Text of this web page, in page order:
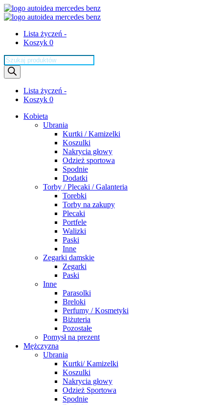
Lista życzeń -
Koszyk 0
Wyszukiwarka
produktów
Lista życzeń -
Koszyk 0
Kobieta
Ubrania
Kurtki / Kamizelki
Koszulki
Nakrycia głowy
Odzież sportowa
Spodnie
Dodatki
Torby / Plecaki / Galanteria
Torebki
Torby na zakupy
Plecaki
Portfele
Walizki
Paski
Inne
Zegarki damskie
Zegarki
Paski
Inne
Parasolki
Breloki
Perfumy / Kosmetyki
Biżuteria
Pozostałe
Pomysł na prezent
Mężczyzna
Ubrania
Kurtki/ Kamizelki
Koszulki
Nakrycia głowy
Odzież Sportowa
Spodnie